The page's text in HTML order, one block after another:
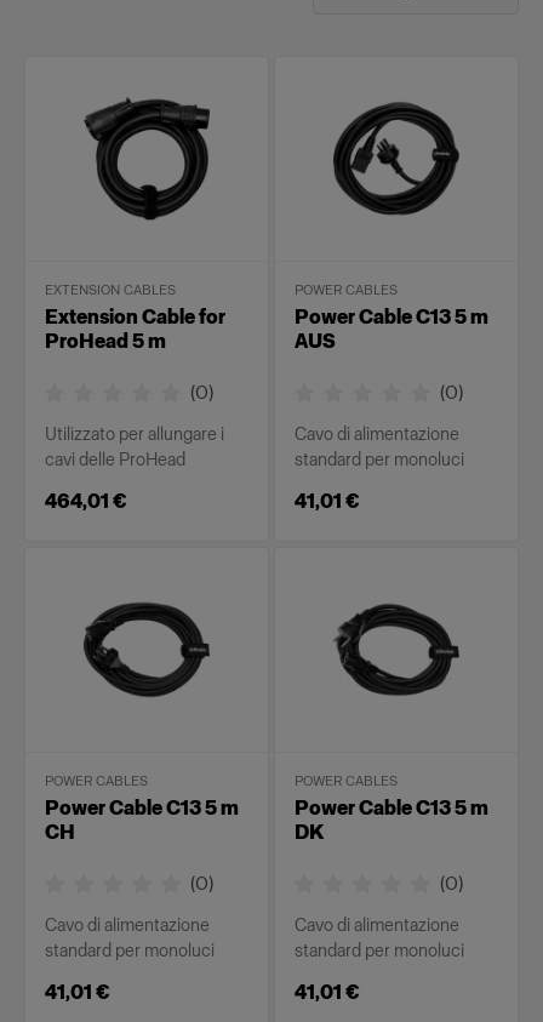
EXTENSION CABLES
Extension Cable for
ProHead 5 m
(0)
Utilizzato per allungare i
cavi delle ProHead
464,01 €
POWER CABLES
Power Cable C13 5 m
AUS
(0)
Cavo di alimentazione
standard per monoluci
41,01 €
POWER CABLES
Power Cable C13 5 m
CH
(0)
Cavo di alimentazione
standard per monoluci
41,01 €
POWER CABLES
Power Cable C13 5 m
DK
(0)
Cavo di alimentazione
standard per monoluci
41,01 €